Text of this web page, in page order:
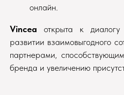
онлайн.
Vincea открыта к
развитии взаимовыгодного
партнерами,
бренда и увеличению